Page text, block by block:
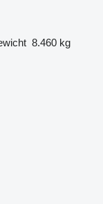
8.460 kg